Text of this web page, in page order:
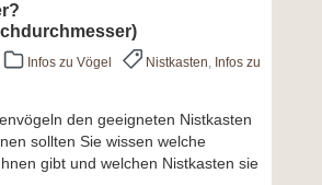
Infos zu Vögel Nistkasten, Infos zu
den geeigneten Nistkasten
sollten Sie wissen welche
gibt und welchen Nistkasten sie